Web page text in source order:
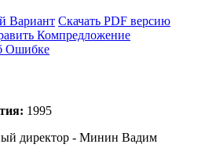
Вариант Скачать PDF версию
Компредложение
Ошибке
1995
директор - Минин Вадим